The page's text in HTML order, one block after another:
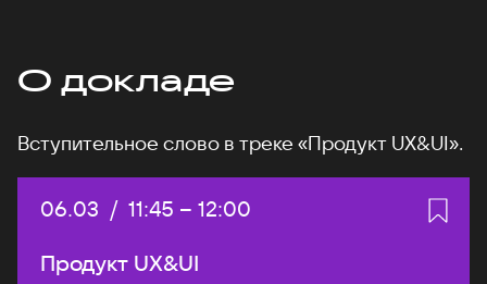
О докладе
Вступительное слово в треке «Продукт UX&UI».
Дата:
06.03 / Начало:
11:45 – Конец:
12:00
Продукт UX&UI